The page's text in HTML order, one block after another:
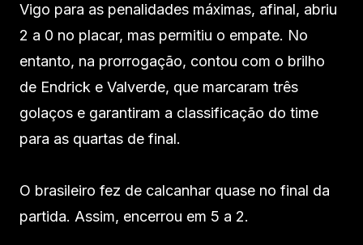
Vigo para as penalidades máximas, afinal, abriu
2 a 0 no placar, mas permitiu o empate. No
entanto, na prorrogação, contou com o brilho
de Endrick e Valverde, que marcaram três
golaços e garantiram a classificação do time
para as quartas de final.
O brasileiro fez de calcanhar quase no final da
partida. Assim, encerrou em 5 a 2.